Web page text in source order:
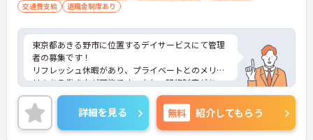
交通費支給
退職金制度あり
東京都あきる野市に位置するデイサービスにて管理
者の募集です！
リフレッシュ休暇があり、プライベートとのメリハ
リのある働き方が可能です。また、研修制度があ
り、働きながらスキルアップを目指せます。
ご興味のある方には、面接対策ポイントなど、さら
に詳細をお話しいたしますのでお気軽にご相談くだ
さい！
詳細を見る 無料 紹介してもらう